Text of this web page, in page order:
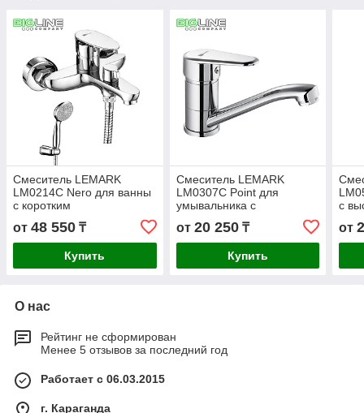
Смеситель LEMARK
LM0214C Nero для ванны
с коротким
изливом,дивертор с
керамич.пластинами,
хром
от 48 550 ₸
Купить
Смеситель LEMARK
LM0307C Point для
умывальника с
поворотным изливом,
хром
от 20 250₸
Купить
с
от
О нас
Рейтинг не сформирован
Менее 5 отзывов за последний год
Работает с 06.03.2015
г. Караганда